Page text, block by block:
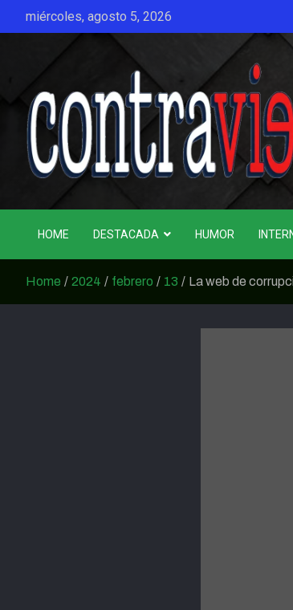
miércoles, agosto 5, 2026
CONTRAVIENTO
HOME DESTACADA HUMOR
Home 2024 febrero 13 La web de